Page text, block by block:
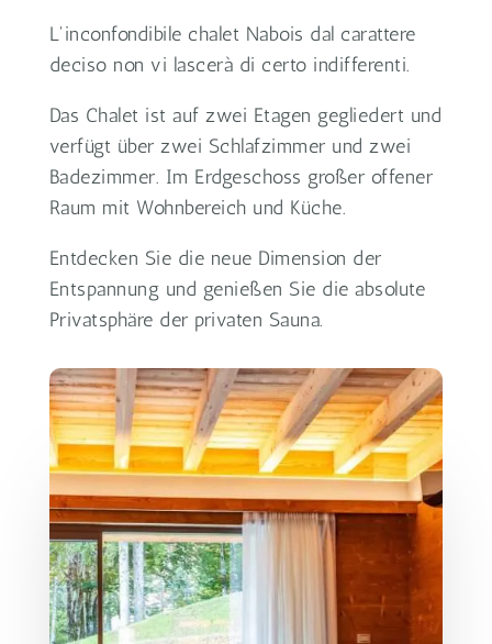
L'inconfondibile chalet Nabois dal carattere
deciso non vi lascerà di certo indifferenti.
Das Chalet ist auf zwei Etagen gegliedert und
verfügt über zwei Schlafzimmer und zwei
Badezimmer. Im Erdgeschoss großer offener
Raum mit Wohnbereich und Küche.
Entdecken Sie die neue Dimension der
Entspannung und genießen Sie die absolute
Privatsphäre der privaten Sauna.